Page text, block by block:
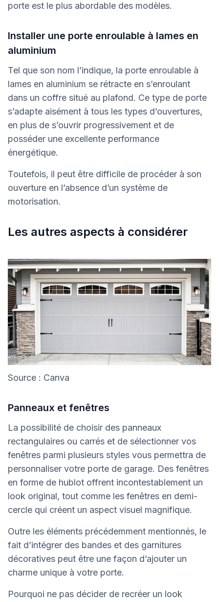
porte est le plus abordable des modèles.
Installer une porte enroulable à lames en
aluminium
Tel que son nom l’indique, la porte enroulable à
lames en aluminium se rétracte en s’enroulant
dans un coffre situé au plafond. Ce type de porte
s’adapte aisément à tous les types d’ouvertures,
en plus de s’ouvrir progressivement et de
posséder une excellente performance
énergétique.
Toutefois, il peut être difficile de procéder à son
ouverture en l’absence d’un système de
motorisation.
Les autres aspects à considérer
Source : Canva
Panneaux et fenêtres
La possibilité de choisir des panneaux
rectangulaires ou carrés et de sélectionner vos
fenêtres parmi plusieurs styles vous permettra de
personnaliser votre porte de garage. Des fenêtres
en forme de hublot offrent incontestablement un
look original, tout comme les fenêtres en demi-
cercle qui créent un aspect visuel magnifique.
Outre les éléments précédemment mentionnés, le
fait d’intégrer des bandes et des garnitures
décoratives peut être une façon d’ajouter un
charme unique à votre porte.
Pourquoi ne pas décider de recréer un look